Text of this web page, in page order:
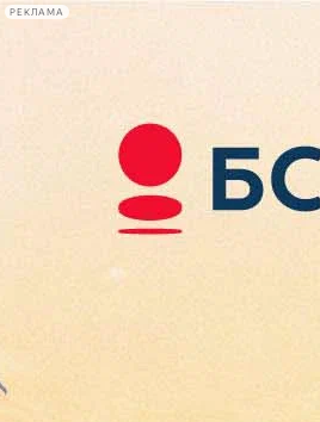
РЕКЛАМА
Сегодня:
2026.08.07
22:00
Афиша Plus